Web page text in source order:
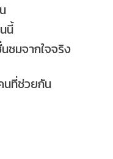
นี้
ชมจากใจจริง
ที่ช่วยกัน